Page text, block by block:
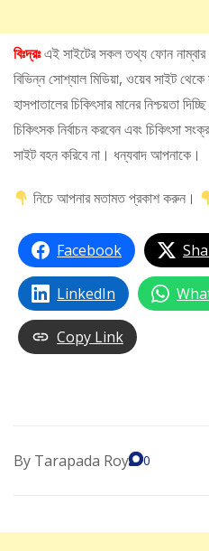
বিঃদ্রঃএই সাইটের সকল তথ্য ফোন নাম্বার
বিভিন্ন সোশ্যাল মিডিয়া, ওয়েব সাইট
হাসপাতালের চিকিৎসার মানের নিশ্চয়তা
চিকিৎসক নির্বাচন করবেন এবং চিকিৎসা
সাইট বহন করিবে না। ধন্যবাদ আপনাকে।
নিচে আপনার মতামত প্রকাশ করুন।
Facebook
LinkedIn
Copy Link
By Tarapada Roy 0